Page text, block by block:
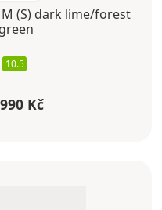
(S) dark lime/forest
green
10.5
Kč